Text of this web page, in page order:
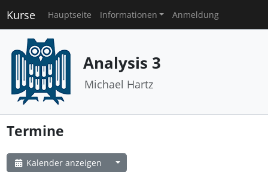
Kurse Hauptseite Informationen Anmeldung
Analysis 3
Michael Hartz
Termine
Kalender anzeigen